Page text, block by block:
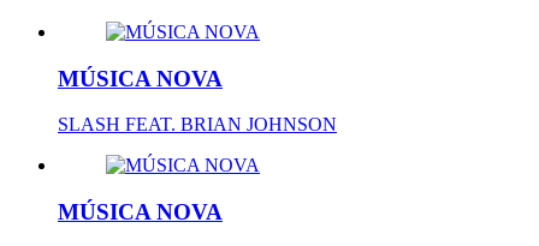
MÚSICA NOVA
SLASH FEAT. BRIAN JOHNSON
MÚSICA NOVA